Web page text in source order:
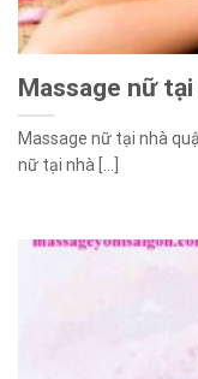
Massage nữ
Massage nữ tại nhà
nữ tại nhà [...]